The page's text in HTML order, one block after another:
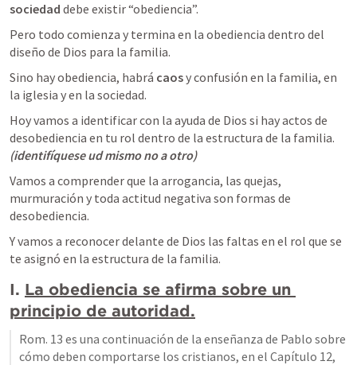
sociedad debe existir “obediencia”.
Pero todo comienza y termina en la obediencia dentro del
diseño de Dios para la familia.
Sino hay obediencia, habrá caos y confusión en la familia, en
la iglesia y en la sociedad.
Hoy vamos a identificar con la ayuda de Dios si hay actos de
(identifíquese ud mismo no a otro)
Vamos a comprender que la arrogancia, las quejas,
murmuración y toda actitud negativa son formas de
desobediencia.
Y vamos a reconocer delante de Dios las faltas en el rol que se
te asignó en la estructura de la familia.
I. La obediencia se afirma sobre un
principio de autoridad.
Rom. 13 es una continuación de la enseñanza de Pablo sobre
cómo deben comportarse los cristianos, en el Capítulo 12,